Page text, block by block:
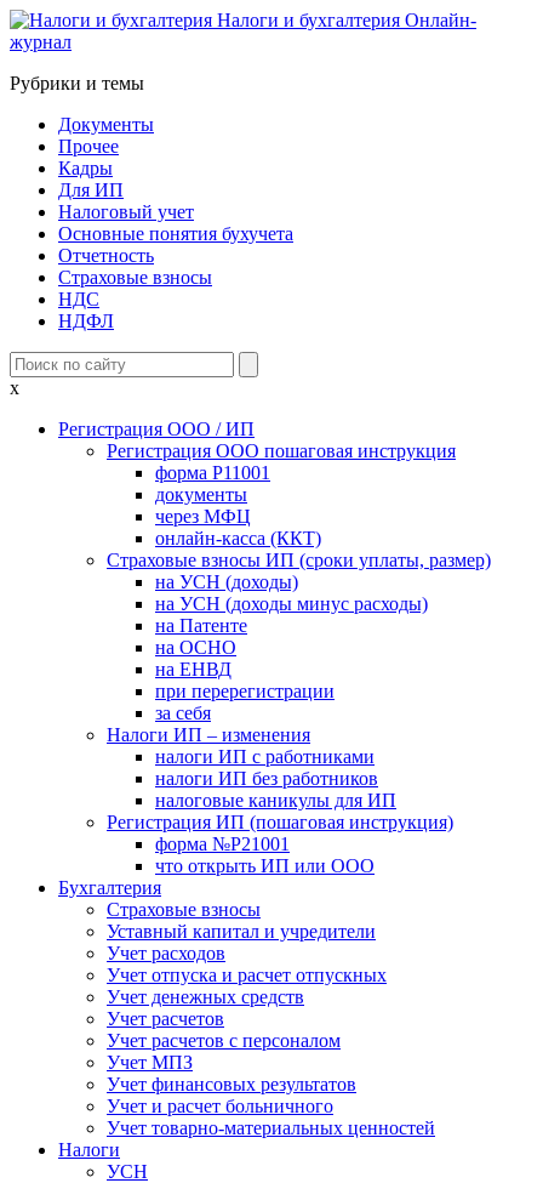
Налоги и бухгалтерия Онлайн-
журнал
Рубрики и темы
Документы
Прочее
Кадры
Для ИП
Налоговый учет
Основные понятия бухучета
Отчетность
Страховые взносы
НДС
НДФЛ
x
Регистрация ООО / ИП
Регистрация ООО пошаговая инструкция
форма Р11001
документы
через МФЦ
онлайн-касса (ККТ)
Страховые взносы ИП (сроки уплаты, размер)
на УСН (доходы)
на УСН (доходы минус расходы)
на Патенте
на ОСНО
на ЕНВД
при перерегистрации
за себя
Налоги ИП – изменения
налоги ИП с работниками
налоги ИП без работников
налоговые каникулы для ИП
Регистрация ИП (пошаговая инструкция)
форма №Р21001
что открыть ИП или ООО
Бухгалтерия
Страховые взносы
Уставный капитал и учредители
Учет расходов
Учет отпуска и расчет отпускных
Учет денежных средств
Учет расчетов
Учет расчетов с персоналом
Учет МПЗ
Учет финансовых результатов
Учет и расчет больничного
Учет товарно-материальных ценностей
Налоги
УСН